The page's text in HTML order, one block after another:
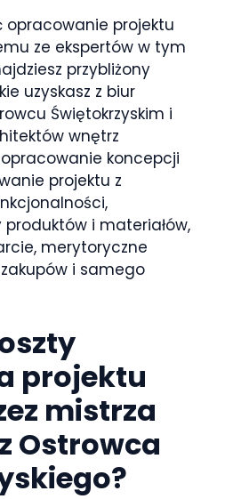
opracowanie projektu
ze ekspertów w tym
przybliżony
uzyskasz z biur
Świętokrzyskim i
wnętrz
koncepcji
projektu z
i materiałów,
merytoryczne
i samego
projektu
mistrza
Ostrowca